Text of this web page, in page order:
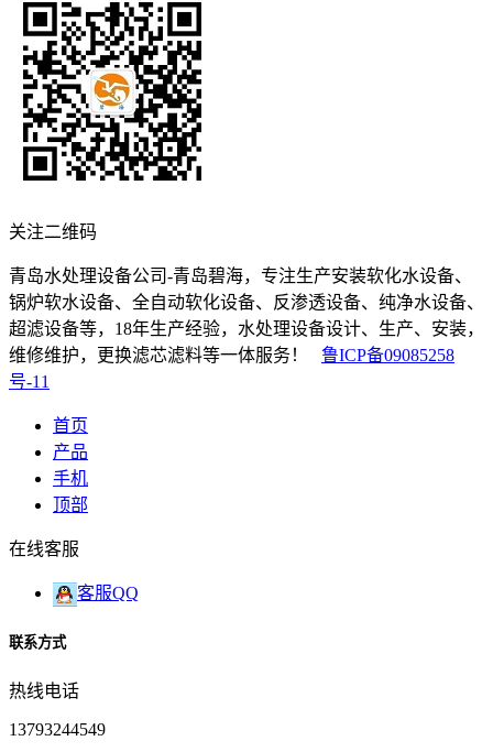
关注二维码
青岛水处理设备公司-青岛碧海，专注生产安装软化水设备、
锅炉软水设备、全自动软化设备、反渗透设备、纯净水设备、
超滤设备等，18年生产经验，水处理设备设计、生产、安装，
维修维护，更换滤芯滤料等一体服务！ 鲁ICP备09085258
号-11
首页
产品
手机
顶部
在线客服
客服QQ
联系方式
热线电话
13793244549